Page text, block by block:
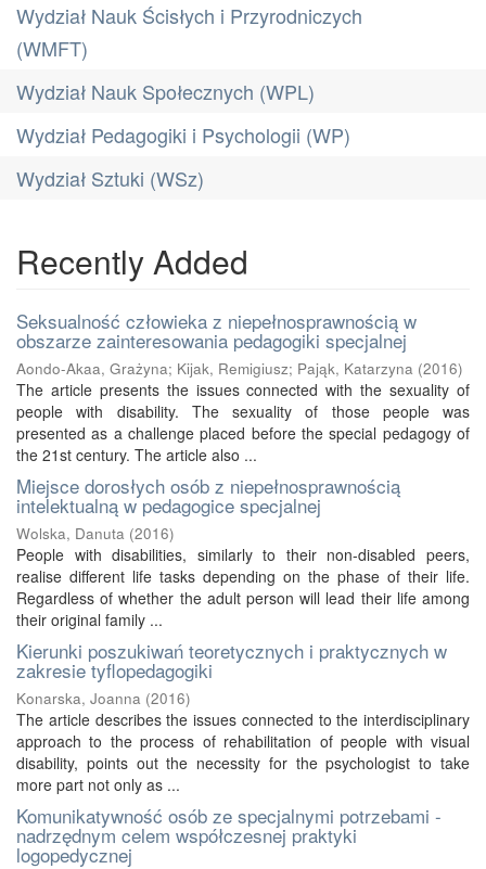
Wydział Nauk Ścisłych i Przyrodniczych
(WMFT)
Wydział Nauk Społecznych (WPL)
Wydział Pedagogiki i Psychologii (WP)
Wydział Sztuki (WSz)
Recently Added
Seksualność człowieka z niepełnosprawnością w
obszarze zainteresowania pedagogiki specjalnej
Aondo-Akaa, Grażyna; Kijak, Remigiusz; Pająk, Katarzyna (2016)
The article presents the issues connected with the sexuality of
people with disability. The sexuality of those people was
presented as a challenge placed before the special pedagogy of
the 21st century. The article also ...
Miejsce dorosłych osób z niepełnosprawnością
intelektualną w pedagogice specjalnej
Wolska, Danuta (2016)
People with disabilities, similarly to their non-disabled peers,
realise different life tasks depending on the phase of their life.
Regardless of whether the adult person will lead their life among
their original family ...
Kierunki poszukiwań teoretycznych i praktycznych w
zakresie tyflopedagogiki
Konarska, Joanna (2016)
The article describes the issues connected to the interdisciplinary
approach to the process of rehabilitation of people with visual
disability, points out the necessity for the psychologist to take
more part not only as ...
Komunikatywność osób ze specjalnymi potrzebami -
nadrzędnym celem współczesnej praktyki
logopedycznej